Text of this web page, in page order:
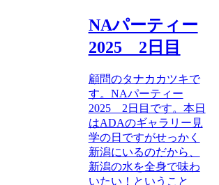
NAパーティー
2025 2日目
顧問のタナカカツキで
す。NAパーティー
2025 2日目です。本日
はADAのギャラリー見
学の日ですがせっかく
新潟にいるのだから、
新潟の水を全身で味わ
いたい！ということ